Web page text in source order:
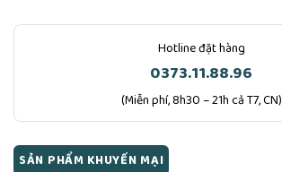
Hotline đặt hàng
0373.11.88.96
(Miễn phí, 8h30 – 21h cả T7, CN)
SẢN PHẨM KHUYẾN MẠI